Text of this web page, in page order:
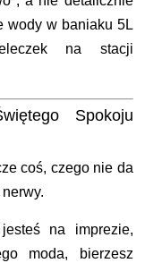
wody w baniaku 5L
na stacji
Spokoju
coś, czego nie da
na imprezie,
moda, bierzesz